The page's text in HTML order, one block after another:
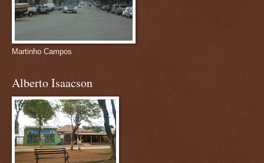
Martinho Campos
Alberto Isaacson